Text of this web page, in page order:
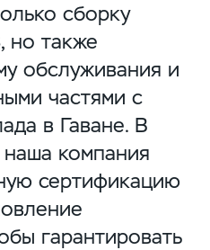
сборку
но также
обслуживания и
частями с
в Гаване. В
компания
сертификацию
гарантировать